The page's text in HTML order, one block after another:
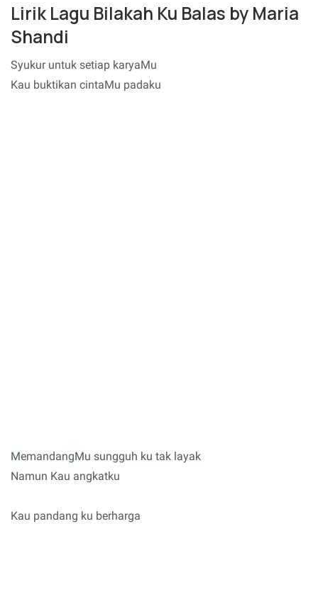
Lirik Lagu Bilakah Ku Balas by Maria
Shandi
Syukur untuk setiap karyaMu
Kau buktikan cintaMu padaku
MemandangMu sungguh ku tak layak
Namun Kau angkatku
Kau pandang ku berharga